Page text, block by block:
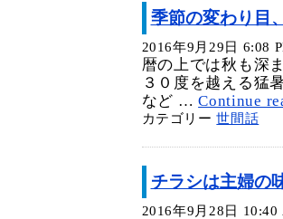
季節の変わり目
2016年9月29日 6:08
暦の上では秋も深
３０度を越える猛
など …Continue
カテゴリー世間話
チラシは主婦の
2016年9月28日 10:40